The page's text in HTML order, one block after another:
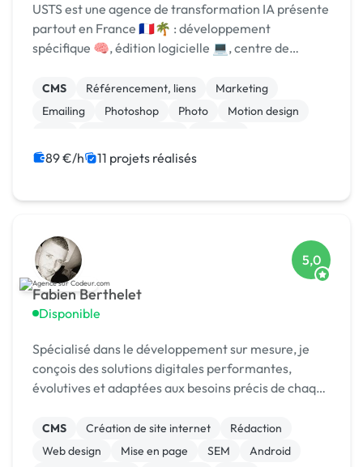
USTS est une agence de transformation IA présente
partout en France 🇫🇷🌴 : développement
spécifique 🧠, édition logicielle 💻, centre de
MASQUÉE] 🏆 !
CMS Référencement, liens
Marketing
Emailing
Photoshop Photo
Motion design
89 €/h 11 projets réalisés
Fabien Berthelet
Disponible
5,0
Spécialisé dans le développement sur mesure, je
conçois des solutions digitales performantes,
évolutives et adaptées aux besoins précis de chaque
CMS Création de site internet
Rédaction
Web design
Mise en page SEM
Android